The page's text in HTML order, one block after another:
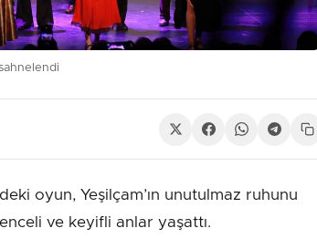
oyun, Yeşilçam’ın unutulmaz ruhunu
ve keyifli anlar yaşattı.